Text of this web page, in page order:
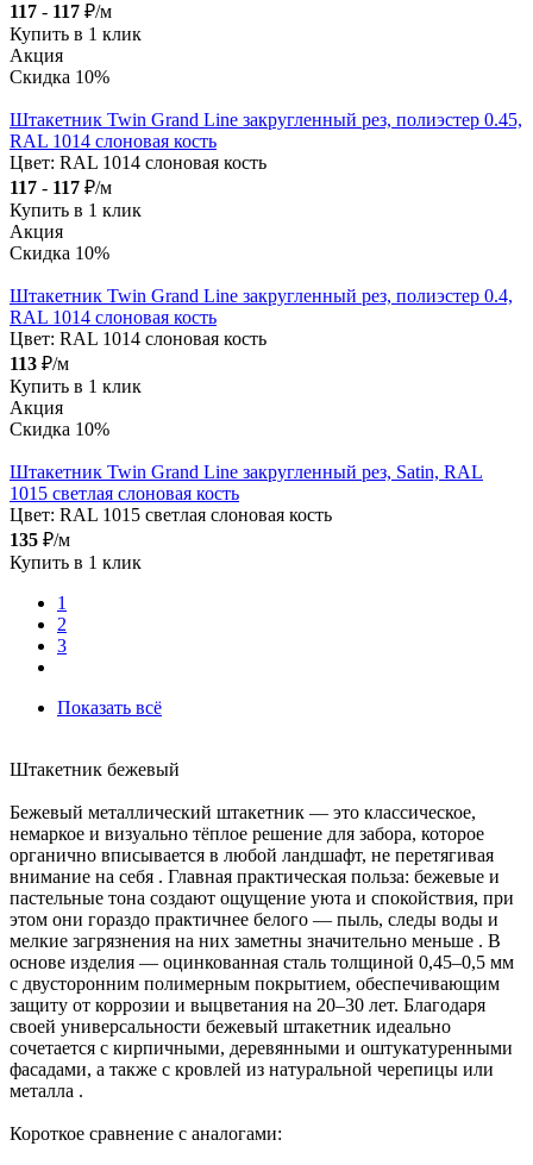
117 - 117 ₽/м
Купить в 1 клик
Акция
Скидка 10%
Штакетник Twin Grand Line закругленный рез, полиэстер 0.45,
RAL 1014 слоновая кость
Цвет: RAL 1014 слоновая кость
117 - 117 ₽/м
Купить в 1 клик
Акция
Скидка 10%
Штакетник Twin Grand Line закругленный рез, полиэстер 0.4,
RAL 1014 слоновая кость
Цвет: RAL 1014 слоновая кость
113 ₽/м
Купить в 1 клик
Акция
Скидка 10%
Штакетник Twin Grand Line закругленный рез, Satin, RAL
1015 светлая слоновая кость
Цвет: RAL 1015 светлая слоновая кость
135 ₽/м
Купить в 1 клик
1
2
3
Показать всё
Штакетник бежевый
Бежевый металлический штакетник — это классическое,
немаркое и визуально тёплое решение для забора, которое
органично вписывается в любой ландшафт, не перетягивая
внимание на себя . Главная практическая польза: бежевые и
пастельные тона создают ощущение уюта и спокойствия, при
этом они гораздо практичнее белого — пыль, следы воды и
мелкие загрязнения на них заметны значительно меньше . В
основе изделия — оцинкованная сталь толщиной 0,45–0,5 мм
с двусторонним полимерным покрытием, обеспечивающим
защиту от коррозии и выцветания на 20–30 лет. Благодаря
своей универсальности бежевый штакетник идеально
сочетается с кирпичными, деревянными и оштукатуренными
фасадами, а также с кровлей из натуральной черепицы или
металла .
Короткое сравнение с аналогами: